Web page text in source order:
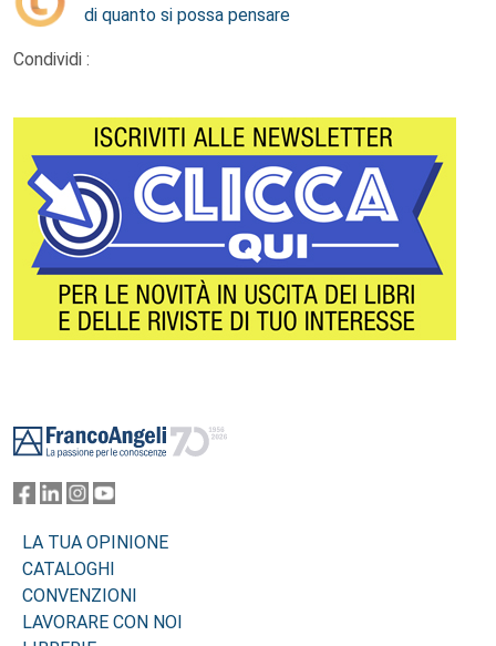
di quanto si possa pensare
Condividi :
LA TUA OPINIONE
CATALOGHI
CONVENZIONI
LAVORARE CON NOI